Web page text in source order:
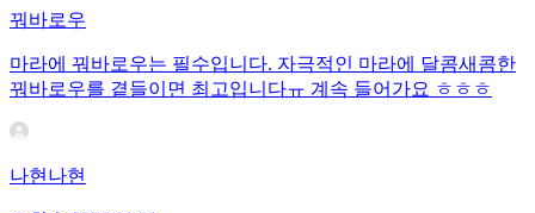
꿔바로우
마라에 꿔바로우는 필수입니다. 자극적인 마라에 달콤새콤한
꿔바로우를 곁들이면 최고입니다ㅠ 계속 들어가요 ㅎㅎㅎ
나현나현